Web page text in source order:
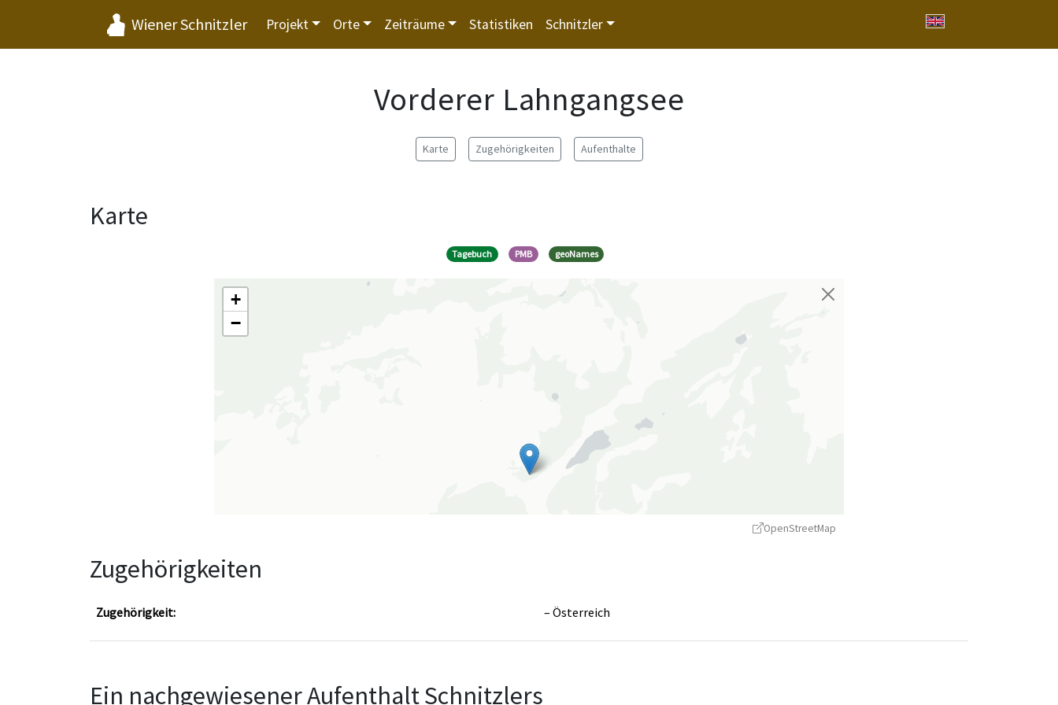
Wiener Schnitzler Projekt Orte Zeiträume Statistiken Schnitzler
Vorderer Lahngangsee
Karte Zugehörigkeiten Aufenthalte
Karte
Tagebuch PMB geoNames
+
−
OpenStreetMap
Zugehörigkeiten
Zugehörigkeit: Österreich
Ein nachgewiesener Aufenthalt Schnitzlers